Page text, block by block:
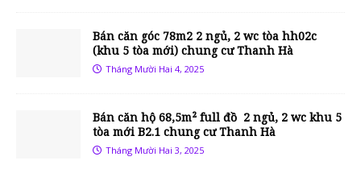
Bán căn góc 78m2 2 ngủ, 2 wc tòa hh02c
(khu 5 tòa mới) chung cư Thanh Hà
Tháng Mười Hai 4, 2025
Bán căn hộ 68,5m² full đồ 2 ngủ, 2 wc khu 5
tòa mới B2.1 chung cư Thanh Hà
Tháng Mười Hai 3, 2025